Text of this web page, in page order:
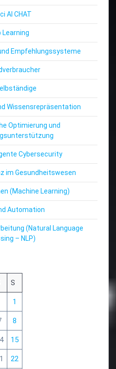
AI CHAT
Learning
Empfehlungssysteme
Wissensrepräsentation
Optimierung und
Cybersecurity
im Gesundheitswesen
(Machine Learning)
Automation
(Natural Language
– NLP)
S
1
8
15
22